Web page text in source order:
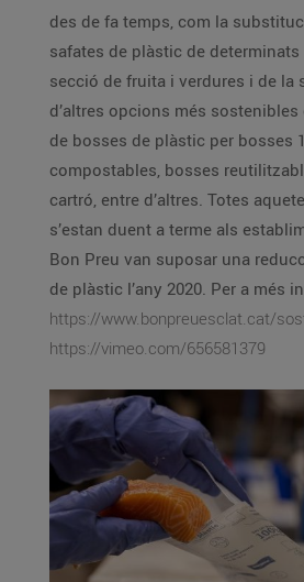
des de fa temps, com la
safates de plàstic de
secció de fruita i verdures i de la
d’altres opcions més
de bosses de plàstic per bosses
compostables, bosses
cartró, entre d’altres. Totes
s’estan duent a terme als
Bon Preu van suposar una
de plàstic l’any 2020. Per a més
https://www.bonpreuesclat.cat/
https://vimeo.com/656581379